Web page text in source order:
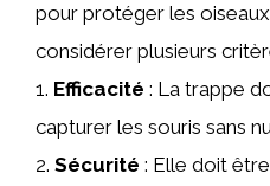
pour protéger les
considérer plusieurs
1. Efficacité : La trappe
capturer les souris sans
2. Sécurité : Elle doit